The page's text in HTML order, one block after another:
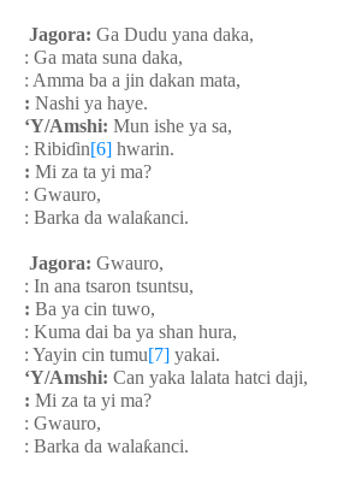
Jagora: Ga Dudu yana daka,
: Ga mata suna daka,
: Amma ba a jin dakan mata,
: Nashi ya haye.
‘Y/Amshi: Mun ishe ya sa,
: Ribiɗin[6] hwarin.
: Mi za ta yi ma?
: Gwauro,
: Barka da walaƙanci.
Jagora: Gwauro,
: In ana tsaron tsuntsu,
: Ba ya cin tuwo,
: Kuma dai ba ya shan hura,
: Yayin cin tumu[7] yakai.
‘Y/Amshi: Can yaka lalata hatci daji,
: Mi za ta yi ma?
: Gwauro,
: Barka da walaƙanci.